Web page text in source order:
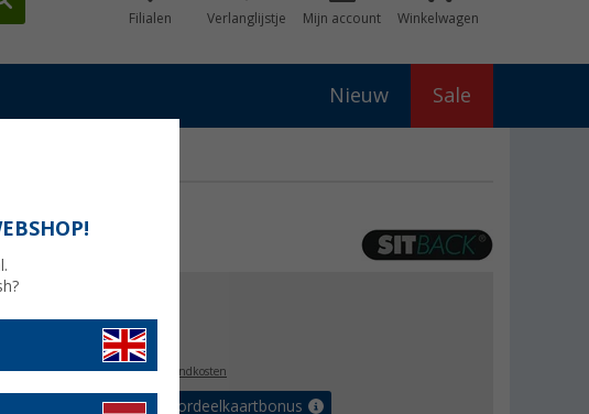
Filialen Verlanglijstje Mijn account Winkelwagen
Nieuw Sale
€ 49,99
Prijzen incl. BTWplus verzendkosten
Verzeker tot 5% voordeelkaartbonus